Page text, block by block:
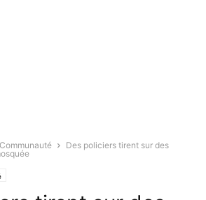
Communauté
Des policiers tirent sur des